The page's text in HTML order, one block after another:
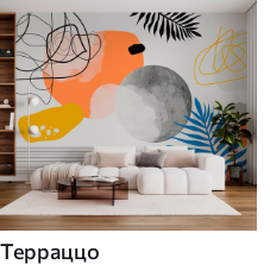
Терраццо